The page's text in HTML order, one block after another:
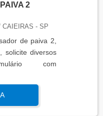
2
CAIEIRAS - SP
de paiva 2,
solicite diversos
com